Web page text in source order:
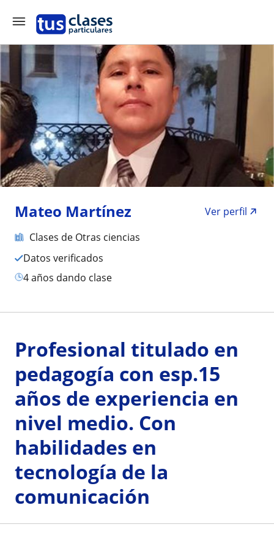
Mateo Martínez
Ver perfil
Clases de Otras ciencias
Datos verificados
4 años dando clase
Profesional titulado en
pedagogía con esp.15
años de experiencia en
nivel medio. Con
habilidades en
tecnología de la
comunicación